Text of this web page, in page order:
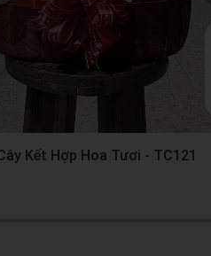
Kết Hợp Hoa Tươi - TC121